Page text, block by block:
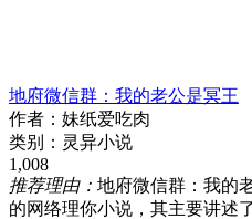
地府微信群：我的老公是冥王
作者： 妹纸爱吃肉
类别： 灵异小说
1,008
推荐理由： 地府微信群：我的
的网络理你小说，其主要讲述